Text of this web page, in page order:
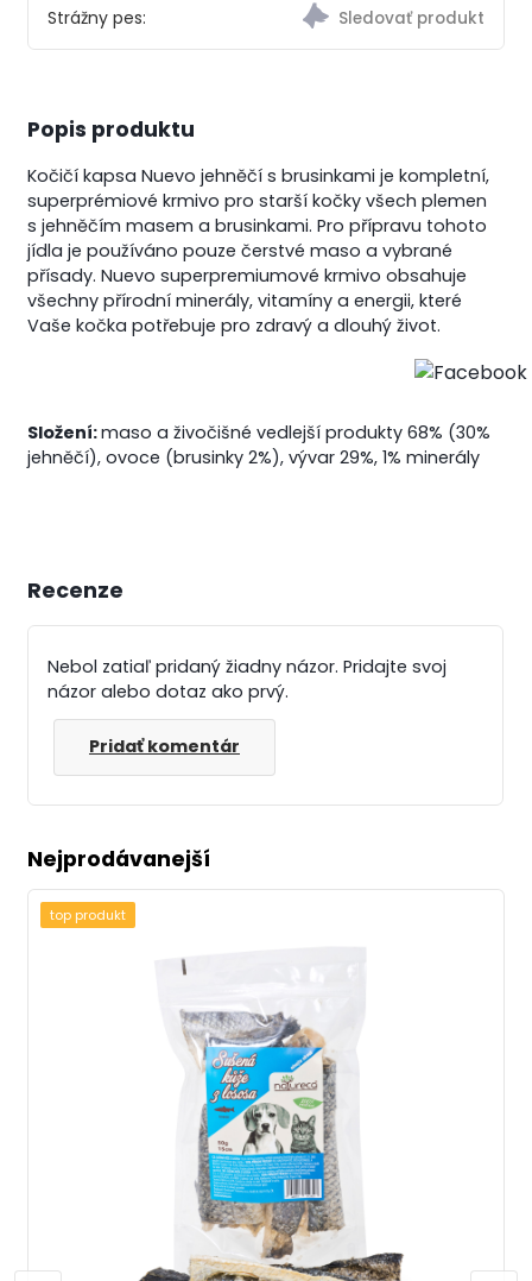
Strážny pes:
Popis produktu
Kočičí kapsa Nuevo jehněčí s brusinkami je kompletní,
superprémiové krmivo pro starší kočky všech plemen
s jehněčím masem a brusinkami. Pro přípravu tohoto
jídla je používáno pouze čerstvé maso a vybrané
přísady. Nuevo superpremiumové krmivo obsahuje
všechny přírodní minerály, vitamíny a energii, které
Vaše kočka potřebuje pro zdravý a dlouhý život.
Složení:maso a živočišné vedlejší produkty 68% (30%
jehněčí), ovoce (brusinky 2%), vývar 29%, 1% minerály
Recenze
Nebol zatiaľ pridaný žiadny názor. Pridajte svoj
názor alebo dotaz ako prvý.
Pridať komentár
Nejprodávanejší
top produkt